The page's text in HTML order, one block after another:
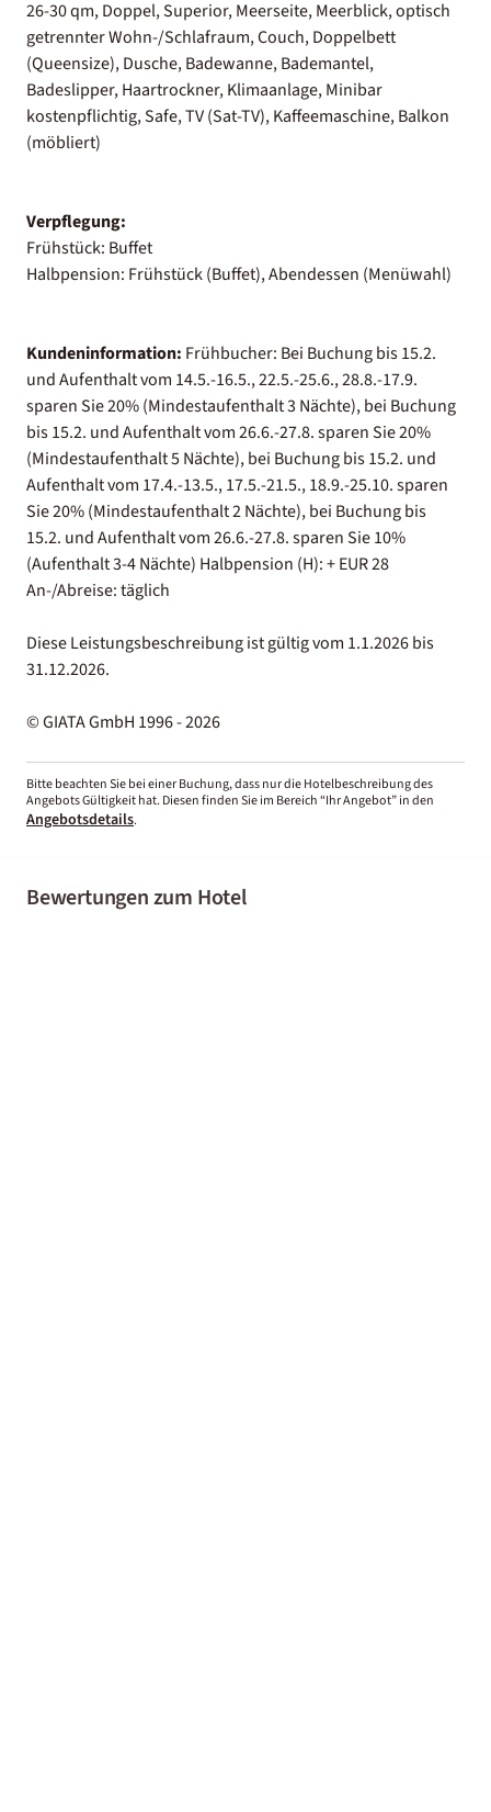
26-30 qm, Doppel, Superior, Meerseite, Meerblick, optisch
getrennter Wohn-/Schlafraum, Couch, Doppelbett
(Queensize), Dusche, Badewanne, Bademantel,
Badeslipper, Haartrockner, Klimaanlage, Minibar
kostenpflichtig, Safe, TV (Sat-TV), Kaffeemaschine, Balkon
(möbliert)
Verpflegung:
Frühstück: Buffet
Halbpension: Frühstück (Buffet), Abendessen (Menüwahl)
Kundeninformation: Frühbucher: Bei Buchung bis 15.2.
und Aufenthalt vom 14.5.-16.5., 22.5.-25.6., 28.8.-17.9.
sparen Sie 20% (Mindestaufenthalt 3 Nächte), bei Buchung
bis 15.2. und Aufenthalt vom 26.6.-27.8. sparen Sie 20%
(Mindestaufenthalt 5 Nächte), bei Buchung bis 15.2. und
Aufenthalt vom 17.4.-13.5., 17.5.-21.5., 18.9.-25.10. sparen
Sie 20% (Mindestaufenthalt 2 Nächte), bei Buchung bis
15.2. und Aufenthalt vom 26.6.-27.8. sparen Sie 10%
(Aufenthalt 3-4 Nächte) Halbpension (H): + EUR 28
An-/Abreise: täglich
Diese Leistungsbeschreibung ist gültig vom 1.1.2026 bis
31.12.2026.
© GIATA GmbH 1996 - 2026
Bitte beachten Sie bei einer Buchung, dass nur die Hotelbeschreibung des
Angebots Gültigkeit hat. Diesen finden Sie im Bereich “Ihr Angebot” in den
Angebotsdetails.
Bewertungen zum Hotel